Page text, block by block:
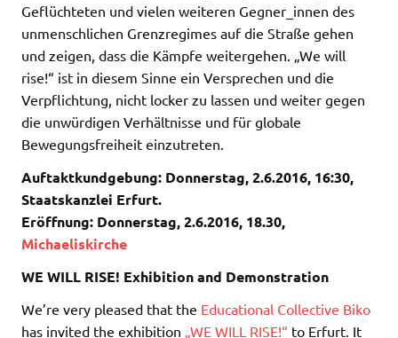
Geflüchteten und vielen weiteren Gegner_innen des
unmenschlichen Grenzregimes auf die Straße gehen
und zeigen, dass die Kämpfe weitergehen. „We will
rise!“ ist in diesem Sinne ein Versprechen und die
Verpflichtung, nicht locker zu lassen und weiter gegen
die unwürdigen Verhältnisse und für globale
Bewegungsfreiheit einzutreten.
Auftaktkundgebung: Donnerstag, 2.6.2016, 16:30,
Staatskanzlei Erfurt.
Eröffnung: Donnerstag, 2.6.2016, 18.30,
Michaeliskirche
WE WILL RISE! Exhibition and Demonstration
We’re very pleased that the Educational Collective Biko
has invited the exhibition „WE WILL RISE!“ to Erfurt. It